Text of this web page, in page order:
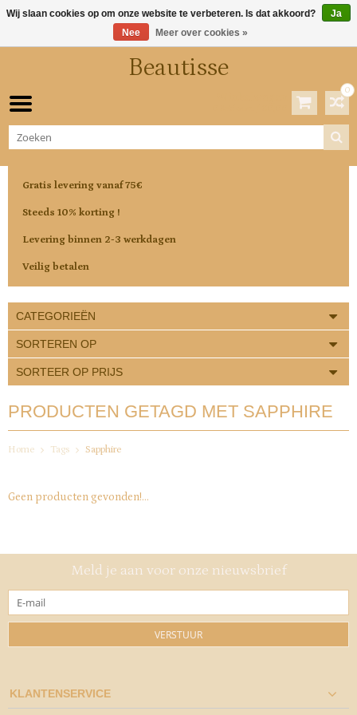
Beautisse
0
Gratis levering vanaf 75€
Steeds 10% korting !
Levering binnen 2-3 werkdagen
Veilig betalen
CATEGORIEËN
SORTEREN OP
SORTEER OP PRIJS
PRODUCTEN GETAGD MET SAPPHIRE
Home Tags Sapphire
Geen producten gevonden!...
Meld je aan voor onze nieuwsbrief
VERSTUUR
KLANTENSERVICE
Wij slaan cookies op om onze website te verbeteren. Is dat akkoord?
Ja
Nee
Meer over cookies »